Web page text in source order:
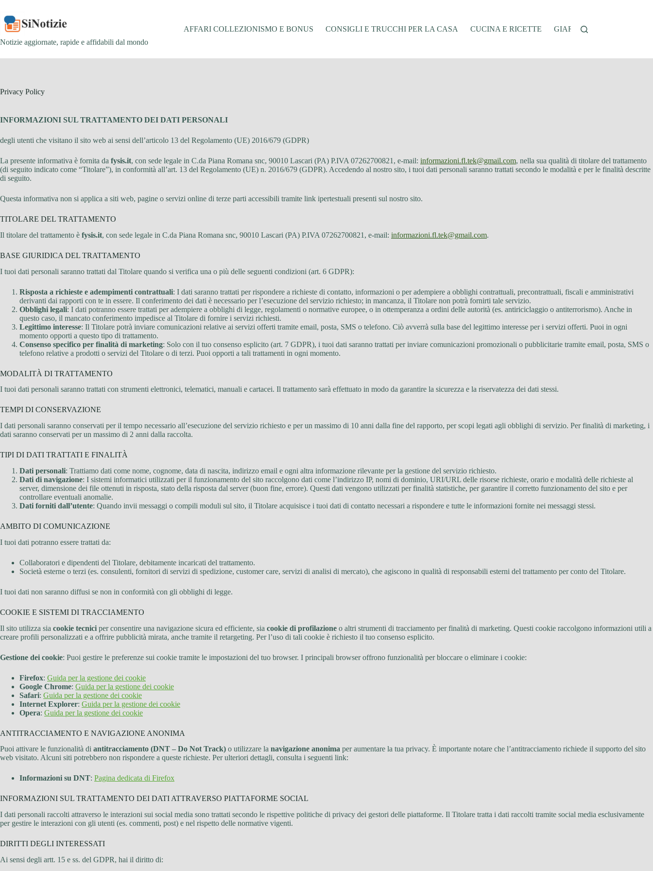
contenuto
Notizie aggiornate, rapide e affidabili dal mondo
AFFARI COLLEZIONISMO E BONUS CONSIGLI E TRUCCHI PER LA CASA CUCINA E RICETTE GIARDINAGGIO
Privacy Policy
INFORMAZIONI SUL TRATTAMENTO DEI DATI PERSONALI
degli utenti che visitano il sito web ai sensi dell’articolo 13 del Regolamento (UE) 2016/679 (GDPR)
La presente informativa è fornita da fysis.it, con sede legale in C.da Piana Romana snc, 90010 Lascari (PA) P.IVA 07262700821, e-mail: informazioni.fl.tek@gmail.com, nella sua qualità di titolare del trattamento
(di seguito indicato come “Titolare”), in conformità all’art. 13 del Regolamento (UE) n. 2016/679 (GDPR). Accedendo al nostro sito, i tuoi dati personali saranno trattati secondo le modalità e per le finalità descritte
di seguito.
Questa informativa non si applica a siti web, pagine o servizi online di terze parti accessibili tramite link ipertestuali presenti sul nostro sito.
TITOLARE DEL TRATTAMENTO
Il titolare del trattamento è fysis.it, con sede legale in C.da Piana Romana snc, 90010 Lascari (PA) P.IVA 07262700821, e-mail: informazioni.fl.tek@gmail.com.
BASE GIURIDICA DEL TRATTAMENTO
I tuoi dati personali saranno trattati dal Titolare quando si verifica una o più delle seguenti condizioni (art. 6 GDPR):
Risposta a richieste e adempimenti contrattuali: I dati saranno trattati per rispondere a richieste di contatto, informazioni o per adempiere a obblighi contrattuali, precontrattuali, fiscali e amministrativi
derivanti dai rapporti con te in essere. Il conferimento dei dati è necessario per l’esecuzione del servizio richiesto; in mancanza, il Titolare non potrà fornirti tale servizio.
Obblighi legali: I dati potranno essere trattati per adempiere a obblighi di legge, regolamenti o normative europee, o in ottemperanza a ordini delle autorità (es. antiriciclaggio o antiterrorismo). Anche in
questo caso, il mancato conferimento impedisce al Titolare di fornire i servizi richiesti.
Legittimo interesse: Il Titolare potrà inviare comunicazioni relative ai servizi offerti tramite email, posta, SMS o telefono. Ciò avverrà sulla base del legittimo interesse per i servizi offerti. Puoi in ogni
momento opporti a questo tipo di trattamento.
Consenso specifico per finalità di marketing: Solo con il tuo consenso esplicito (art. 7 GDPR), i tuoi dati saranno trattati per inviare comunicazioni promozionali o pubblicitarie tramite email, posta, SMS o
telefono relative a prodotti o servizi del Titolare o di terzi. Puoi opporti a tali trattamenti in ogni momento.
MODALITÀ DI TRATTAMENTO
I tuoi dati personali saranno trattati con strumenti elettronici, telematici, manuali e cartacei. Il trattamento sarà effettuato in modo da garantire la sicurezza e la riservatezza dei dati stessi.
TEMPI DI CONSERVAZIONE
I dati personali saranno conservati per il tempo necessario all’esecuzione del servizio richiesto e per un massimo di 10 anni dalla fine del rapporto, per scopi legati agli obblighi di servizio. Per finalità di marketing, i
dati saranno conservati per un massimo di 2 anni dalla raccolta.
TIPI DI DATI TRATTATI E FINALITÀ
Dati personali: Trattiamo dati come nome, cognome, data di nascita, indirizzo email e ogni altra informazione rilevante per la gestione del servizio richiesto.
Dati di navigazione: I sistemi informatici utilizzati per il funzionamento del sito raccolgono dati come l’indirizzo IP, nomi di dominio, URI/URL delle risorse richieste, orario e modalità delle richieste al
server, dimensione dei file ottenuti in risposta, stato della risposta dal server (buon fine, errore). Questi dati vengono utilizzati per finalità statistiche, per garantire il corretto funzionamento del sito e per
controllare eventuali anomalie.
Dati forniti dall’utente: Quando invii messaggi o compili moduli sul sito, il Titolare acquisisce i tuoi dati di contatto necessari a rispondere e tutte le informazioni fornite nei messaggi stessi.
AMBITO DI COMUNICAZIONE
I tuoi dati potranno essere trattati da:
Collaboratori e dipendenti del Titolare, debitamente incaricati del trattamento.
Società esterne o terzi (es. consulenti, fornitori di servizi di spedizione, customer care, servizi di analisi di mercato), che agiscono in qualità di responsabili esterni del trattamento per conto del Titolare.
I tuoi dati non saranno diffusi se non in conformità con gli obblighi di legge.
COOKIE E SISTEMI DI TRACCIAMENTO
Il sito utilizza sia cookie tecnici per consentire una navigazione sicura ed efficiente, sia cookie di profilazione o altri strumenti di tracciamento per finalità di marketing. Questi cookie raccolgono informazioni utili a
creare profili personalizzati e a offrire pubblicità mirata, anche tramite il retargeting. Per l’uso di tali cookie è richiesto il tuo consenso esplicito.
Gestione dei cookie: Puoi gestire le preferenze sui cookie tramite le impostazioni del tuo browser. I principali browser offrono funzionalità per bloccare o eliminare i cookie:
Firefox: Guida per la gestione dei cookie
Google Chrome: Guida per la gestione dei cookie
Safari: Guida per la gestione dei cookie
Internet Explorer: Guida per la gestione dei cookie
Opera: Guida per la gestione dei cookie
ANTITRACCIAMENTO E NAVIGAZIONE ANONIMA
Puoi attivare le funzionalità di antitracciamento (DNT – Do Not Track) o utilizzare la navigazione anonima per aumentare la tua privacy. È importante notare che l’antitracciamento richiede il supporto del sito
web visitato. Alcuni siti potrebbero non rispondere a queste richieste. Per ulteriori dettagli, consulta i seguenti link:
Informazioni su DNT: Pagina dedicata di Firefox
INFORMAZIONI SUL TRATTAMENTO DEI DATI ATTRAVERSO PIATTAFORME SOCIAL
I dati personali raccolti attraverso le interazioni sui social media sono trattati secondo le rispettive politiche di privacy dei gestori delle piattaforme. Il Titolare tratta i dati raccolti tramite social media esclusivamente
per gestire le interazioni con gli utenti (es. commenti, post) e nel rispetto delle normative vigenti.
DIRITTI DEGLI INTERESSATI
Ai sensi degli artt. 15 e ss. del GDPR, hai il diritto di: